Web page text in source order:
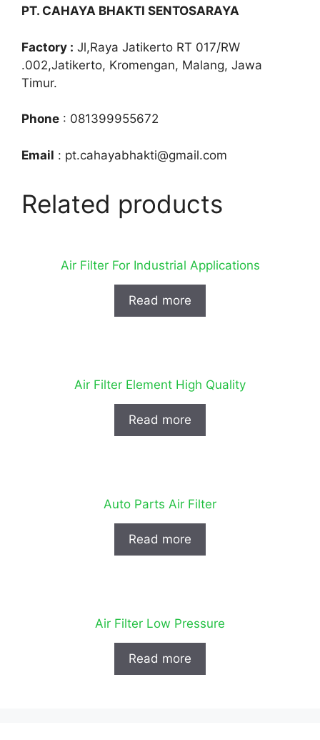
PT. CAHAYA BHAKTI SENTOSARAYA
Factory : Jl,Raya Jatikerto RT 017/RW
.002,Jatikerto, Kromengan, Malang, Jawa
Timur.
Phone : 081399955672
Email : pt.cahayabhakti@gmail.com
Related products
Air Filter For Industrial Applications
Read more
Air Filter Element High Quality
Read more
Auto Parts Air Filter
Read more
Air Filter Low Pressure
Read more